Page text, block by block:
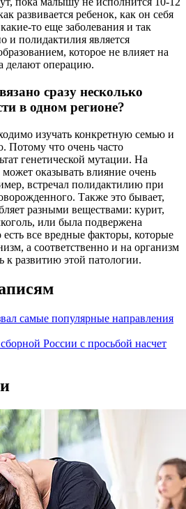
развивается ребенок, как он себя
то еще заболевания и так
и полидактилия является
которое не влияет на
делают операцию.
сразу несколько
в одном регионе?
изучать конкретную семью и
Потому что очень часто
генетической мутации. На
оказывать влияние очень
встречал полидактилию при
Также это бывает,
разными веществами: курит,
или была подвержена
все вредные факторы, которые
а соответственно и на организм
к развитию этой патологии.
самые популярные направления
России с просьбой насчет